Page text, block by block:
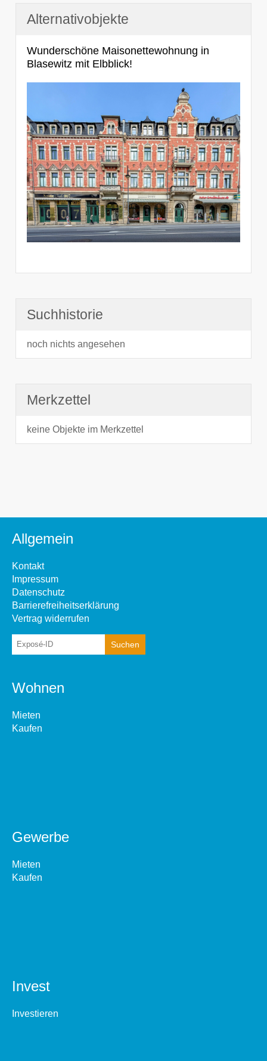
Alternativobjekte
Wunderschöne Maisonettewohnung in
Blasewitz mit Elbblick!
Suchhistorie
noch nichts angesehen
Merkzettel
keine Objekte im Merkzettel
Allgemein
Kontakt
Impressum
Datenschutz
Barrierefreiheitserklärung
Vertrag widerrufen
Wohnen
Mieten
Kaufen
Gewerbe
Mieten
Kaufen
Invest
Investieren